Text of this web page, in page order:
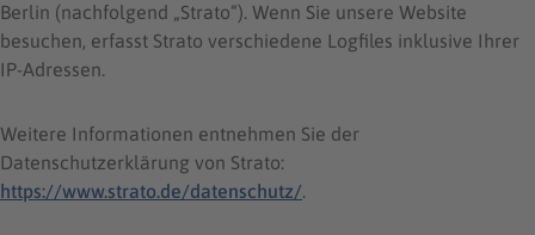
Berlin (nachfolgend „Strato“). Wenn Sie unsere Website
besuchen, erfasst Strato verschiedene Logfiles inklusive Ihrer
IP-Adressen.
Weitere Informationen entnehmen Sie der
Datenschutzerklärung von Strato:
https://www.strato.de/datenschutz/.